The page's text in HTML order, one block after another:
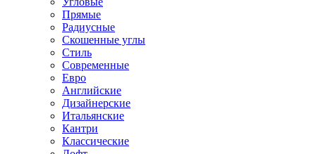
Прямые
Радиусные
Скошенные углы
Стиль
Современные
Евро
Английские
Дизайнерские
Итальянские
Кантри
Классические